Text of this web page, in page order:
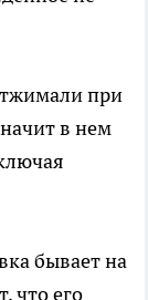
при
в нем
бывает на
что его